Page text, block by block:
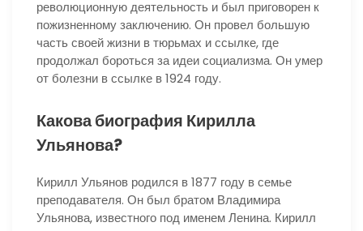
революционную деятельность и был приговорен к
пожизненному заключению. Он провел большую
часть своей жизни в тюрьмах и ссылке, где
продолжал бороться за идеи социализма. Он умер
от болезни в ссылке в 1924 году.
Какова биография Кирилла
Ульянова?
Кирилл Ульянов родился в 1877 году в семье
преподавателя. Он был братом Владимира
Ульянова, известного под именем Ленина. Кирилл